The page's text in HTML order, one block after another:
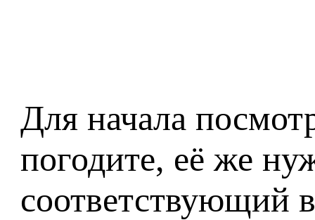
Для начала
погодите, её же
соответствующий